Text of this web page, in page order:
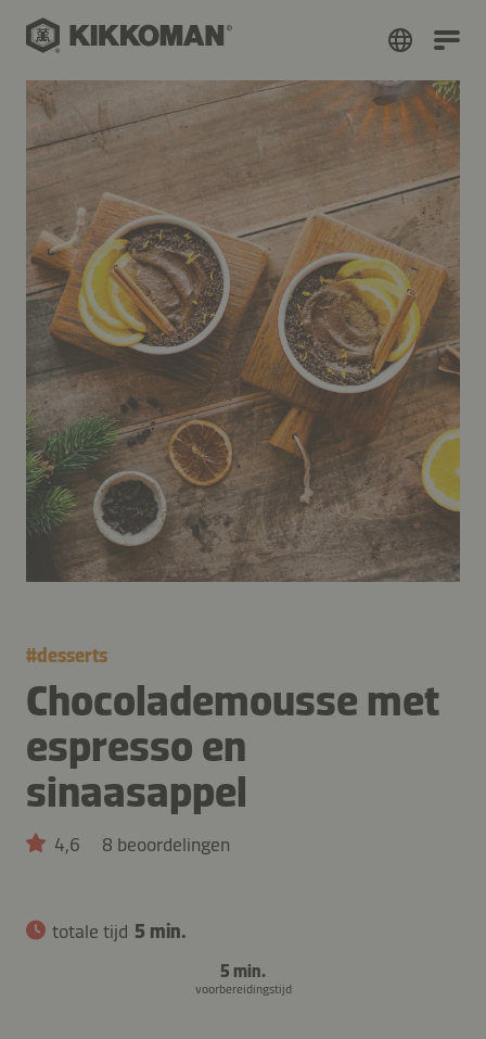
#desserts
Chocolademousse met
espresso en
sinaasappel
4,6 8 beoordelingen
totale tijd 5 min.
5 min.
voorbereidingstijd